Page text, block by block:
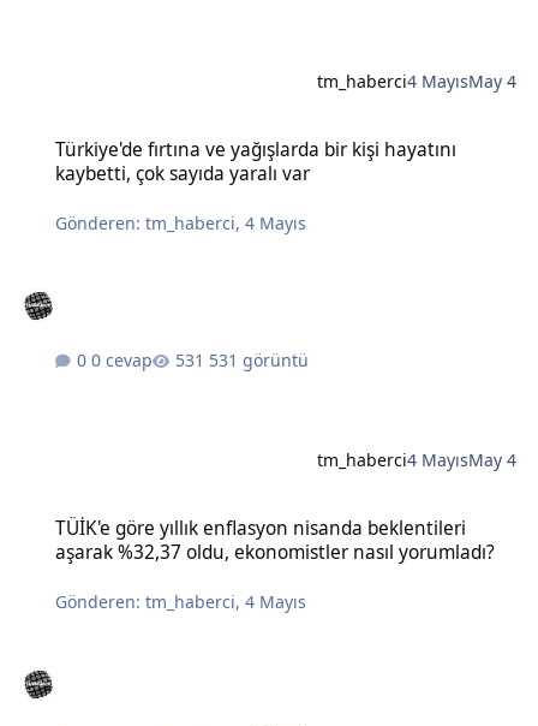
tm_haberci4 MayısMay 4
Türkiye'de fırtına ve yağışlarda bir kişi hayatını
kaybetti, çok sayıda yaralı var
Gönderen:tm_haberci,4 Mayıs
0 cevap 531 görüntü
tm_haberci4 MayısMay 4
TÜİK'e göre yıllık enflasyon nisanda beklentileri
aşarak %32,37 oldu, ekonomistler nasıl yorumladı?
Gönderen:tm_haberci,4 Mayıs